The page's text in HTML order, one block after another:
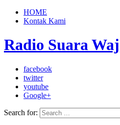
HOME
Kontak Kami
Radio Suara
facebook
twitter
youtube
Google+
Search for: